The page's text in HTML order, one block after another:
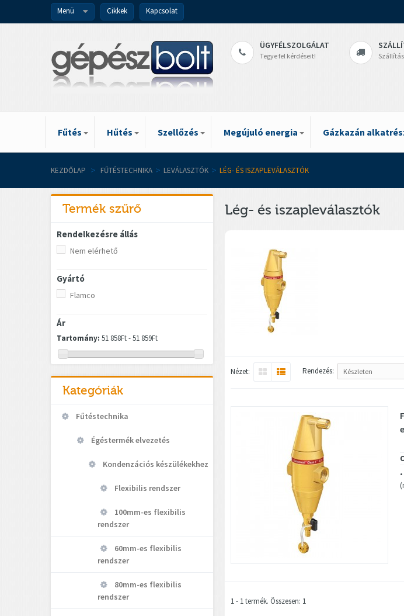
Menü Cikkek Kapcsolat
ÜGYFÉLSZOLGÁLAT
Tegye fel kérdéseit!
Fűtés Hűtés Szellőzés Megújuló energia Gázkazán
KEZDŐLAP > FŰTÉSTECHNIKA > LEVÁLASZTÓK > LÉG- ÉS ISZAPLEVÁLASZTÓK
Termék szűrő
Rendelkezésre állás
Nem elérhető
Gyártó
Flamco
Ár
Tartomány: 51 858Ft - 51 859Ft
Kategóriák
Fűtéstechnika
Égéstermék elvezetés
Kondenzációs készülékekhez
Flexibilis rendszer
100mm-es flexibilis
rendszer
60mm-es flexibilis
rendszer
80mm-es flexibilis
rendszer
Lég- és iszapleválasztók
Nézet: Rendezés: Készleten
1 - 1 termék. Összesen: 1